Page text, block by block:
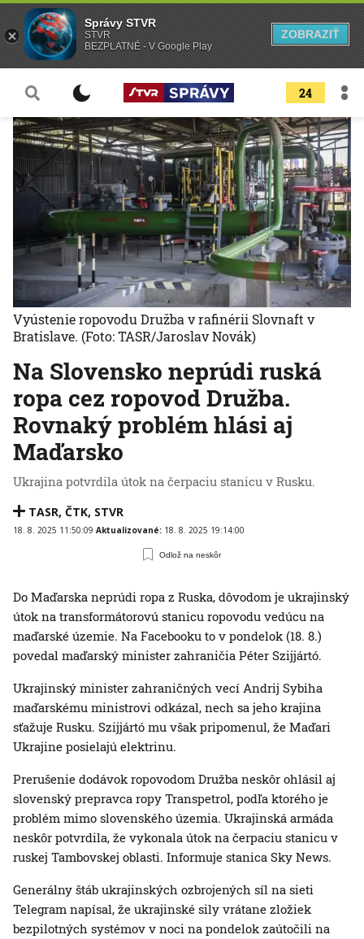
24
Na Slovensko neprúdi ruská
ropa cez ropovod Družba.
Rovnaký problém hlási aj
Maďarsko
Ukrajina potvrdila útok na čerpaciu stanicu v Rusku.
TASR, ČTK, STVR
18. 8. 2025 11:50:09 Aktualizované: 18. 8. 2025 19:14:00
Odlož na neskôr
Vyústenie ropovodu Družba v rafinérii Slovnaft v
Bratislave. (Foto: TASR/Jaroslav Novák)
Do Maďarska neprúdi ropa z Ruska, dôvodom je ukrajinský
útok na transformátorovú stanicu ropovodu vedúcu na
maďarské územie. Na Facebooku to v pondelok (18. 8.)
povedal maďarský minister zahraničia Péter Szijjártó.
Ukrajinský minister zahraničných vecí Andrij Sybiha
maďarskému ministrovi odkázal, nech sa jeho krajina
sťažuje Rusku. Szijjártó mu však pripomenul, že Maďari
Ukrajine posielajú elektrinu.
Prerušenie dodávok ropovodom Družba neskôr ohlásil aj
slovenský prepravca ropy Transpetrol, podľa ktorého je
problém mimo slovenského územia. Ukrajinská armáda
neskôr potvrdila, že vykonala útok na čerpaciu stanicu v
ruskej Tambovskej oblasti. Informuje stanica Sky News.
Generálny štáb ukrajinských ozbrojených síl na sieti
Telegram napísal, že ukrajinské sily vrátane zložiek
bezpilotných systémov v noci na pondelok zaútočili na
Správy STVR
STVR
BEZPLATNÉ - V Google Play
ZOBRAZIŤ